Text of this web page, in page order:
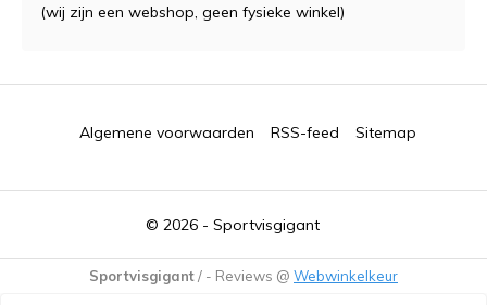
(wij zijn een webshop, geen fysieke winkel)
© 2026 - Sportvisgigant
Algemene voorwaarden RSS-feed Sitemap
Sportvisgigant/ - Reviews @ Webwinkelkeur